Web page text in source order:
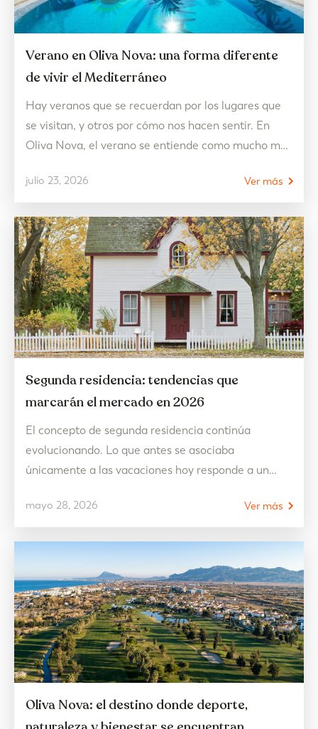
Verano en Oliva Nova: una forma diferente
de vivir el Mediterráneo
julio 23, 2026
Hay veranos que se recuerdan por los lugares que
se visitan, y otros por cómo nos hacen sentir. En
Oliva Nova, el verano se entiende como mucho más
desconectar, disfrutar del tiempo sin prisas y
recuperar ese equilibrio que durante el año parece
más difícil…
Ver más
Segunda residencia: tendencias que
marcarán el mercado en 2026
mayo 28, 2026
El concepto de segunda residencia continúa
evolucionando. Lo que antes se asociaba
únicamente a las vacaciones hoy responde a un
bienestar y pensado para disfrutar durante todo el
año. En 2026, las tendencias del mercado
la calidad de vida, los…
Ver más
Oliva Nova: el destino donde deporte,